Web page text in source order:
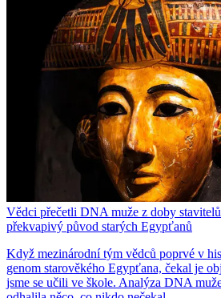
Vědci přečetli DNA muže z doby
překvapivý původ starých Egypťanů
Když mezinárodní tým vědců poprvé v
genom starověkého Egypťana, čekal je
jsme se učili ve škole. Analýza DNA